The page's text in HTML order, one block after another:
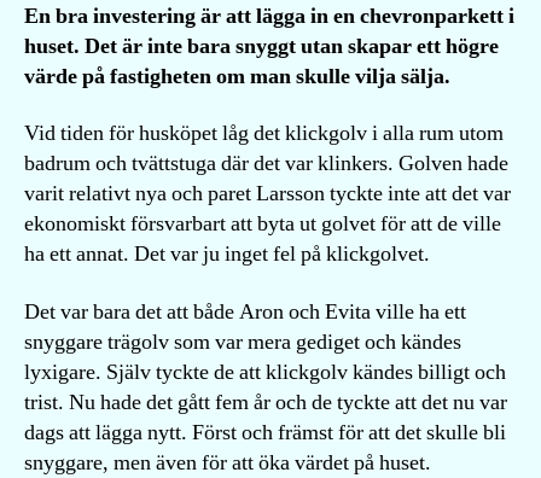
En bra investering är att lägga in en chevronparkett i
huset. Det är inte bara snyggt utan skapar ett högre
värde på fastigheten om man skulle vilja sälja.
Vid tiden för husköpet låg det klickgolv i alla rum utom
badrum och tvättstuga där det var klinkers. Golven hade
varit relativt nya och paret Larsson tyckte inte att det var
ekonomiskt försvarbart att byta ut golvet för att de ville
ha ett annat. Det var ju inget fel på klickgolvet.
Det var bara det att både Aron och Evita ville ha ett
snyggare trägolv som var mera gediget och kändes
lyxigare. Själv tyckte de att klickgolv kändes billigt och
trist. Nu hade det gått fem år och de tyckte att det nu var
dags att lägga nytt. Först och främst för att det skulle bli
snyggare, men även för att öka värdet på huset.